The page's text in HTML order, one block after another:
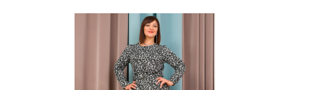
Наклейки Варіант з %